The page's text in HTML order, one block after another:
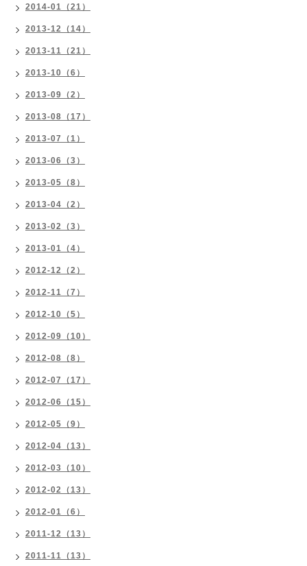
2014-01（21）
2013-12（14）
2013-11（21）
2013-10（6）
2013-09（2）
2013-08（17）
2013-07（1）
2013-06（3）
2013-05（8）
2013-04（2）
2013-02（3）
2013-01（4）
2012-12（2）
2012-11（7）
2012-10（5）
2012-09（10）
2012-08（8）
2012-07（17）
2012-06（15）
2012-05（9）
2012-04（13）
2012-03（10）
2012-02（13）
2012-01（6）
2011-12（13）
2011-11（13）